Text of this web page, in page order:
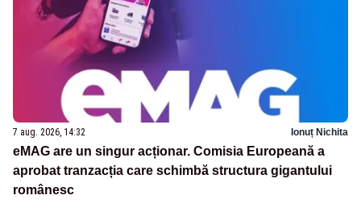
7 aug. 2026, 14:32 Ionuț Nichita
eMAG are un singur acționar. Comisia Europeană a
aprobat tranzacția care schimbă structura gigantului
românesc